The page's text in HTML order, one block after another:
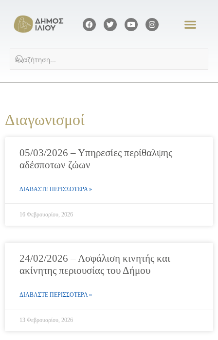
Διαγωνισμοί
05/03/2026 – Υπηρεσίες περίθαλψης
αδέσποτων ζώων
ΔΙΑΒΑΣΤΕ ΠΕΡΙΣΣΟΤΕΡΑ »
16 Φεβρουαρίου, 2026
24/02/2026 – Ασφάλιση κινητής και
ακίνητης περιουσίας του Δήμου
ΔΙΑΒΑΣΤΕ ΠΕΡΙΣΣΟΤΕΡΑ »
13 Φεβρουαρίου, 2026